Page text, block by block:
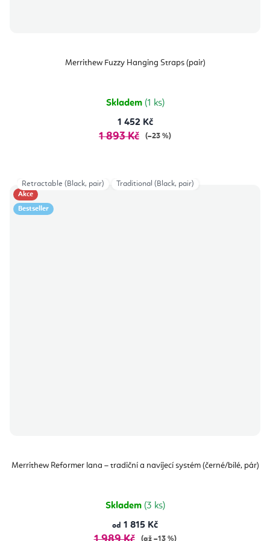
Merrithew Fuzzy Hanging Straps (pair)
Skladem (1 ks)
1 452 Kč
1 893 Kč (–23 %)
Akce
Bestseller
Merrithew Reformer lana – tradiční a navíjecí systém (černé/bílé, pár)
Skladem (3 ks)
od 1 815 Kč
(až –13 %)
Retractable (Black, pair) Traditional (Black, pair)